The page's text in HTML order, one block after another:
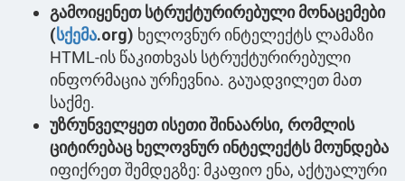
გამოიყენეთ სტრუქტურირებული მონაცემები
(სქემა.org) ხელოვნურ ინტელექტს ლამაზი
HTML-ის წაკითხვას სტრუქტურირებული
ინფორმაცია ურჩევნია. გაუადვილეთ მათ
საქმე.
უზრუნველყეთ ისეთი შინაარსი, რომლის
ციტირებაც ხელოვნურ ინტელექტს მოუნდება
იფიქრეთ შემდეგზე: მკაფიო ენა, აქტუალური